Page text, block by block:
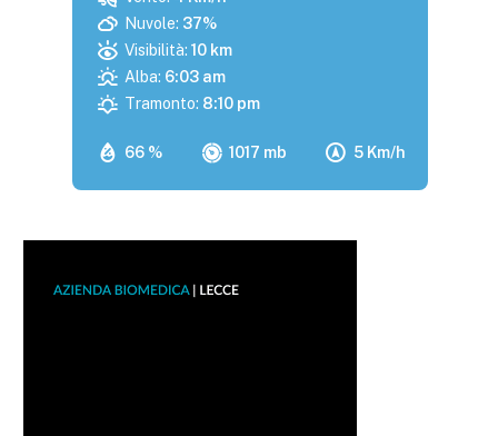
66 % 1017 mb 5 Km/h
Nuvole: 37%
Visibilità: 10 km
Alba: 6:03 am
Tramonto: 8:10 pm